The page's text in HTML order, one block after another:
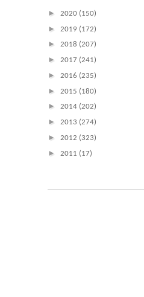
► 2020 (150)
► 2019 (172)
► 2018 (207)
► 2017 (241)
► 2016 (235)
► 2015 (180)
► 2014 (202)
► 2013 (274)
► 2012 (323)
► 2011 (17)